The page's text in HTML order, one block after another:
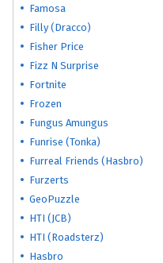
Famosa
Filly (Dracco)
Fisher Price
Fizz N Surprise
Fortnite
Frozen
Fungus Amungus
Funrise (Tonka)
Furreal Friends (Hasbro)
Furzerts
GeoPuzzle
HTI (JCB)
HTI (Roadsterz)
Hasbro